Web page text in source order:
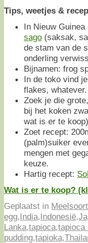
Tips, weetjes &
In Nieuw
sago (saksak,
de stam van de
onderling
Bijnamen: frog
In de toko vind
flakes,
Zoek je die grote,
bij het koken
wat is er te koop)
Zoet recept:
(palm)suiker
mengen met
keuze.
Hartig recept:
Wat is er te koop?
Geplaatst in
egg,India,Indonesië,
Lanka,tapioca,tapioca
pudding,tapioka,